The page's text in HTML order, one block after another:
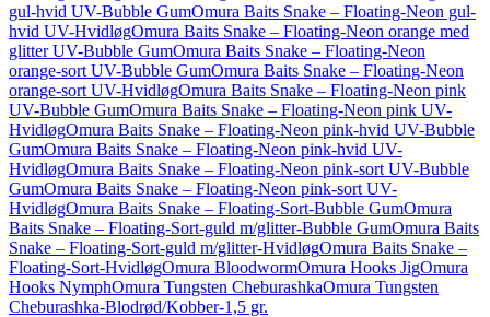
gul-hvid UV-Bubble GumOmura Baits Snake – Floating-Neon gul-
hvid UV-HvidløgOmura Baits Snake – Floating-Neon orange med
glitter UV-Bubble GumOmura Baits Snake – Floating-Neon
orange-sort UV-Bubble GumOmura Baits Snake – Floating-Neon
orange-sort UV-HvidløgOmura Baits Snake – Floating-Neon pink
UV-Bubble GumOmura Baits Snake – Floating-Neon pink UV-
HvidløgOmura Baits Snake – Floating-Neon pink-hvid UV-Bubble
GumOmura Baits Snake – Floating-Neon pink-hvid UV-
HvidløgOmura Baits Snake – Floating-Neon pink-sort UV-Bubble
GumOmura Baits Snake – Floating-Neon pink-sort UV-
HvidløgOmura Baits Snake – Floating-Sort-Bubble GumOmura
Baits Snake – Floating-Sort-guld m/glitter-Bubble GumOmura Baits
Snake – Floating-Sort-guld m/glitter-HvidløgOmura Baits Snake –
Floating-Sort-HvidløgOmura BloodwormOmura Hooks JigOmura
Hooks NymphOmura Tungsten CheburashkaOmura Tungsten
Cheburashka-Blodrød/Kobber-1,5 gr.